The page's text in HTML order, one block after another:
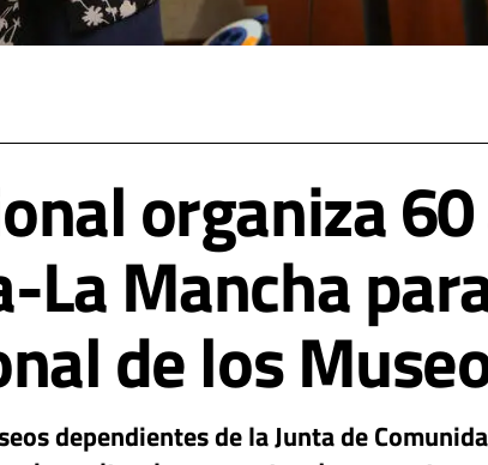
organiza
La Mancha
de los
dependientes de la Junta de